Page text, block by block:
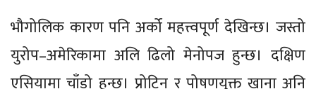
भौगोलिक कारण पनि अर्को महत्त्वपूर्ण देखिन्छ। जस्तो
युरोप–अमेरिकामा अलि ढिलो मेनोपज हुन्छ। दक्षिण